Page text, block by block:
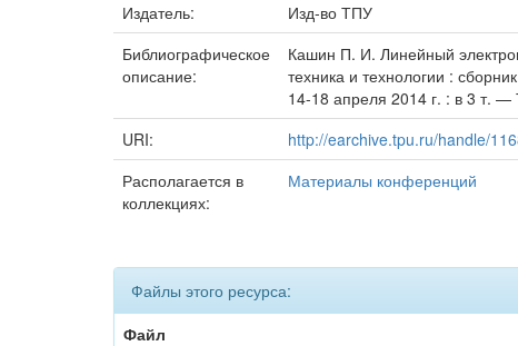
Издатель:
Изд-во ТПУ
Библиографическое
описание:
Кашин П. И. Линейный
техника и технологии :
14-18 апреля 2014 г. : в 3 т.
URI:
http://earchive.tpu.ru/handle/
Располагается в
коллекциях:
Материалы конференций
Файлы этого ресурса:
Файл